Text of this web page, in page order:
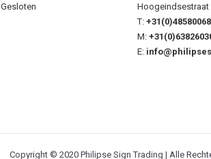
Gesloten
Hoogeindsestraat
T:
M:
E:
Copyright © 2020 Philipse Sign Trading | Alle